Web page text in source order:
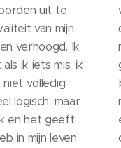
uit te
van mijn
verhoogd. Ik
ik iets mis, ik
niet volledig
logisch, maar
en het geeft
in mijn leven.